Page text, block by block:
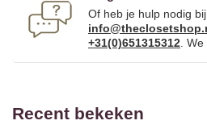
Of heb je hulp nodig
+31(0)651315312 .
Recent bekeken